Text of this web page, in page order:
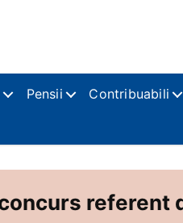
Pensii Contribuabili
referent